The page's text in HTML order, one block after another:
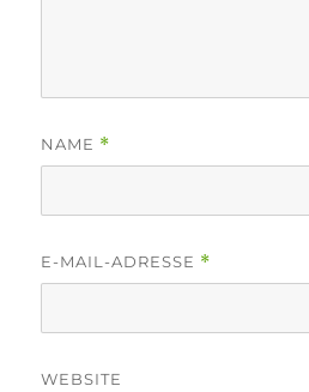
NAME *
E-MAIL-ADRESSE *
WEBSITE